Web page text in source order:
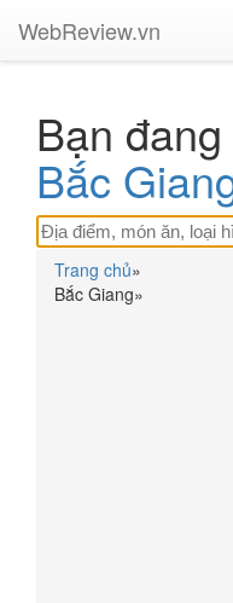
WebReview.vn
Bạn
Bắc
Trang chủ»
Bắc Giang»